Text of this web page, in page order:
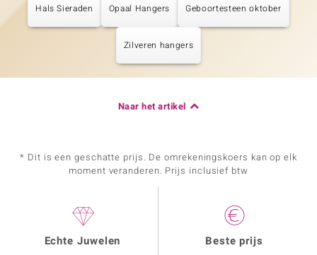
Hals Sieraden Opaal Hangers Geboortesteen oktober
Zilveren hangers
Naar het artikel
* Dit is een geschatte prijs. De omrekeningskoers kan op elk
moment veranderen. Prijs inclusief btw
Echte Juwelen Beste prijs